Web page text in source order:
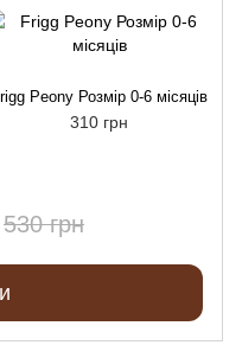
Peony Розмір 0-6 місяців
310 грн
530 грн